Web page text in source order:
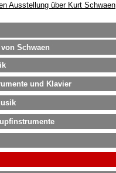
Ausstellung über Kurt Schwaen
Schwaen
und Klavier